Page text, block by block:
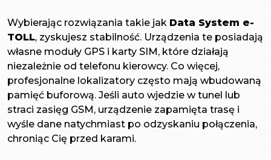
Wybierając rozwiązania takie jak Data System e-
TOLL, zyskujesz stabilność. Urządzenia te posiadają
własne moduły GPS i karty SIM, które działają
niezależnie od telefonu kierowcy. Co więcej,
profesjonalne lokalizatory często mają wbudowaną
pamięć buforową. Jeśli auto wjedzie w tunel lub
straci zasięg GSM, urządzenie zapamięta trasę i
wyśle dane natychmiast po odzyskaniu połączenia,
chroniąc Cię przed karami.